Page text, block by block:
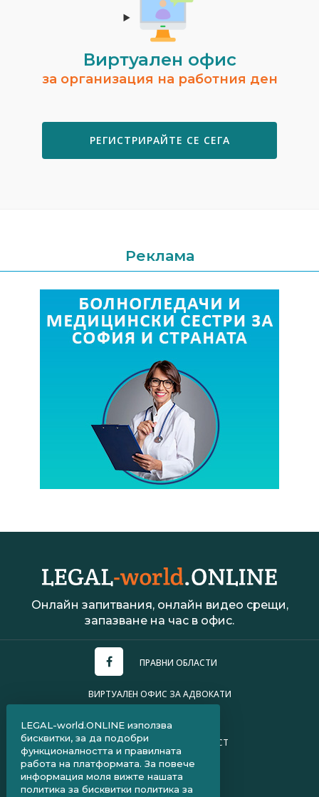
Виртуален офис
за организация на работния ден
РЕГИСТРИРАЙТЕ СЕ СЕГА
Реклама
Онлайн запитвания, онлайн видео срещи,
запазване на час в офис.
ПРАВНИ ОБЛАСТИ
ВИРТУАЛЕН ОФИС ЗА АДВОКАТИ
ПОЛИТИКА ЗА ПОВЕРИТЕЛНОСТ
ЧЗВ ЗА КЛИЕНТИ
ЧЗВ ЗА АДВОКАТИ
LEGAL-world.ONLINE използва
бисквитки, за да подобри
функционалността и правилната
работа на платформата. За повече
информация моля вижте нашата
политика за бисквитки политика за